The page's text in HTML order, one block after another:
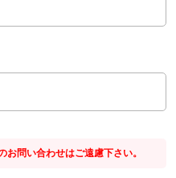
問い合わせはご遠慮下さい。